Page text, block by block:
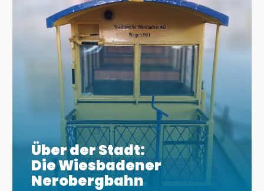
Über der Stadt:
Die Wiesbadener
Nerobergbahn